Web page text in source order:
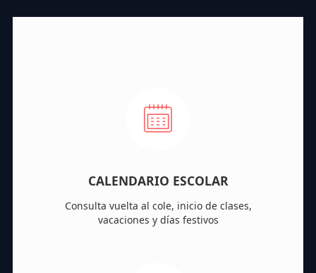
CALENDARIO ESCOLAR
Consulta vuelta al cole, inicio de clases,
vacaciones y días festivos